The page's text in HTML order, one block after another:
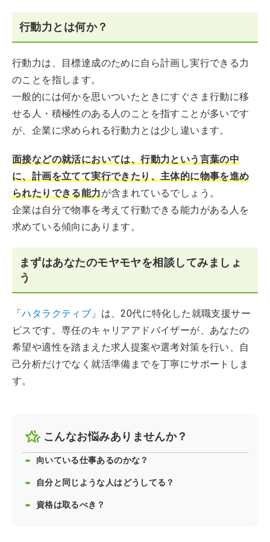
行動力とは何か？
行動力は、目標達成のために自ら計画し実行できる力
のことを指します。
一般的には何かを思いついたときにすぐさま行動に移
せる人・積極性のある人のことを指すことが多いです
が、企業に求められる行動力とは少し違います。
面接などの就活においては、行動力という言葉の中
に、計画を立てて実行できたり、主体的に物事を進め
られたりできる能力が含まれているでしょう。
企業は自分で物事を考えて行動できる能力がある人を
求めている傾向にあります。
まずはあなたのモヤモヤを相談してみましょ
う
「ハタラクティブ 」は、20代に特化した就職支援サー
ビスです。専任のキャリアアドバイザーが、あなたの
希望や適性を踏まえた求人提案や選考対策を行い、自
己分析だけでなく就活準備までを丁寧にサポートしま
す。
こんなお悩みありませんか？
向いている仕事あるのかな？
自分と同じような人はどうしてる？
資格は取るべき？